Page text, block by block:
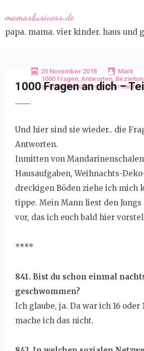
to
content
mamasbusiness.de
papa. mama. vier kinder. haus und
20 November 2018 Marit
1000 Fragen, Antworten,
sein,Selbstfürsorge,über mich
1000 Fragen an dich –
Und hier sind sie wieder.. die
Antworten.
Inmitten von
Hausaufgaben, Weihnachts-
dreckigen Böden ziehe ich mich
tippe. Mein Mann liest den Jungs
vor, das ich euch bald hier
****
841. Bist du schon einmal
geschwommen?
Ich glaube, ja. Da war ich 16 oder
mache ich das nicht.